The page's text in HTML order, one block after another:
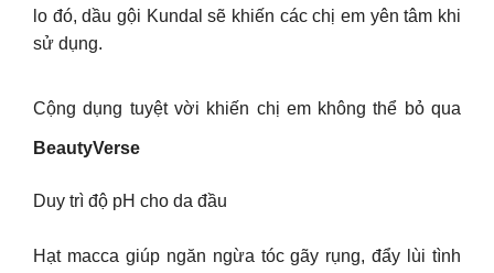
lo đó, dầu gội Kundal sẽ khiến các chị em yên tâm khi
sử dụng.
Cộng dụng tuyệt vời khiến chị em không thể bỏ qua
BeautyVerse
Duy trì độ pH cho da đầu
Hạt macca giúp ngăn ngừa tóc gãy rụng, đẩy lùi tình